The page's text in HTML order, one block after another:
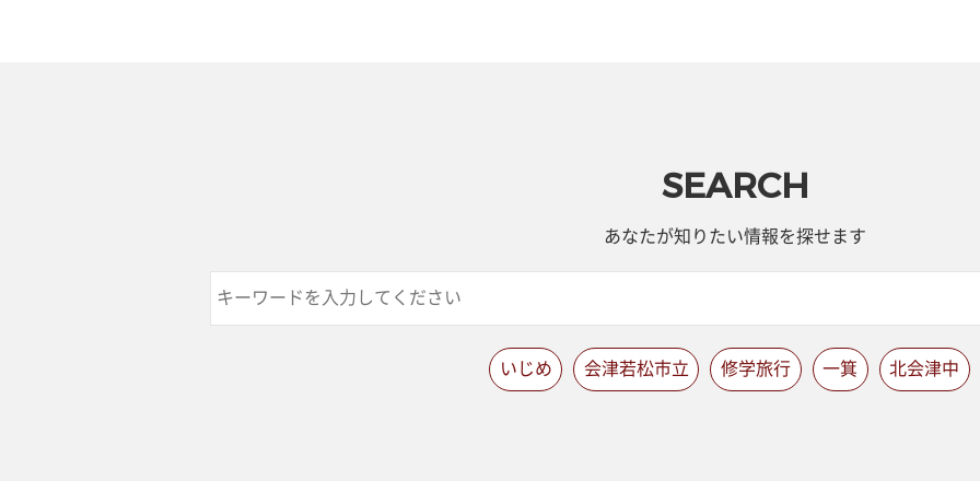
SEARCH
あなたが知りたい情報を探せます
いじめ 会津若松市立 修学旅行 一箕 北会津中